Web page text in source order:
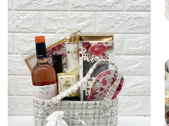
מיטל אזולאי